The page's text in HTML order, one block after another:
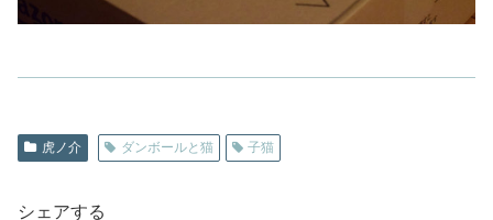
虎ノ介 ダンボールと猫 子猫
シェアする